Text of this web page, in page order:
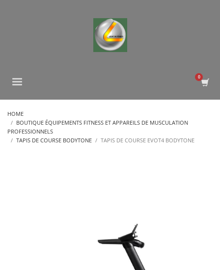
HOME
BOUTIQUE ÉQUIPEMENTS FITNESS ET APPAREILS DE MUSCULATION
PROFESSIONNELS
TAPIS DE COURSE BODYTONE
TAPIS DE COURSE EVOT4 BODYTONE